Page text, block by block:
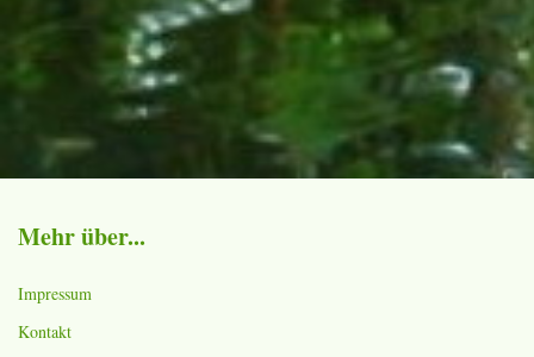
Mehr über...
Impressum
Kontakt